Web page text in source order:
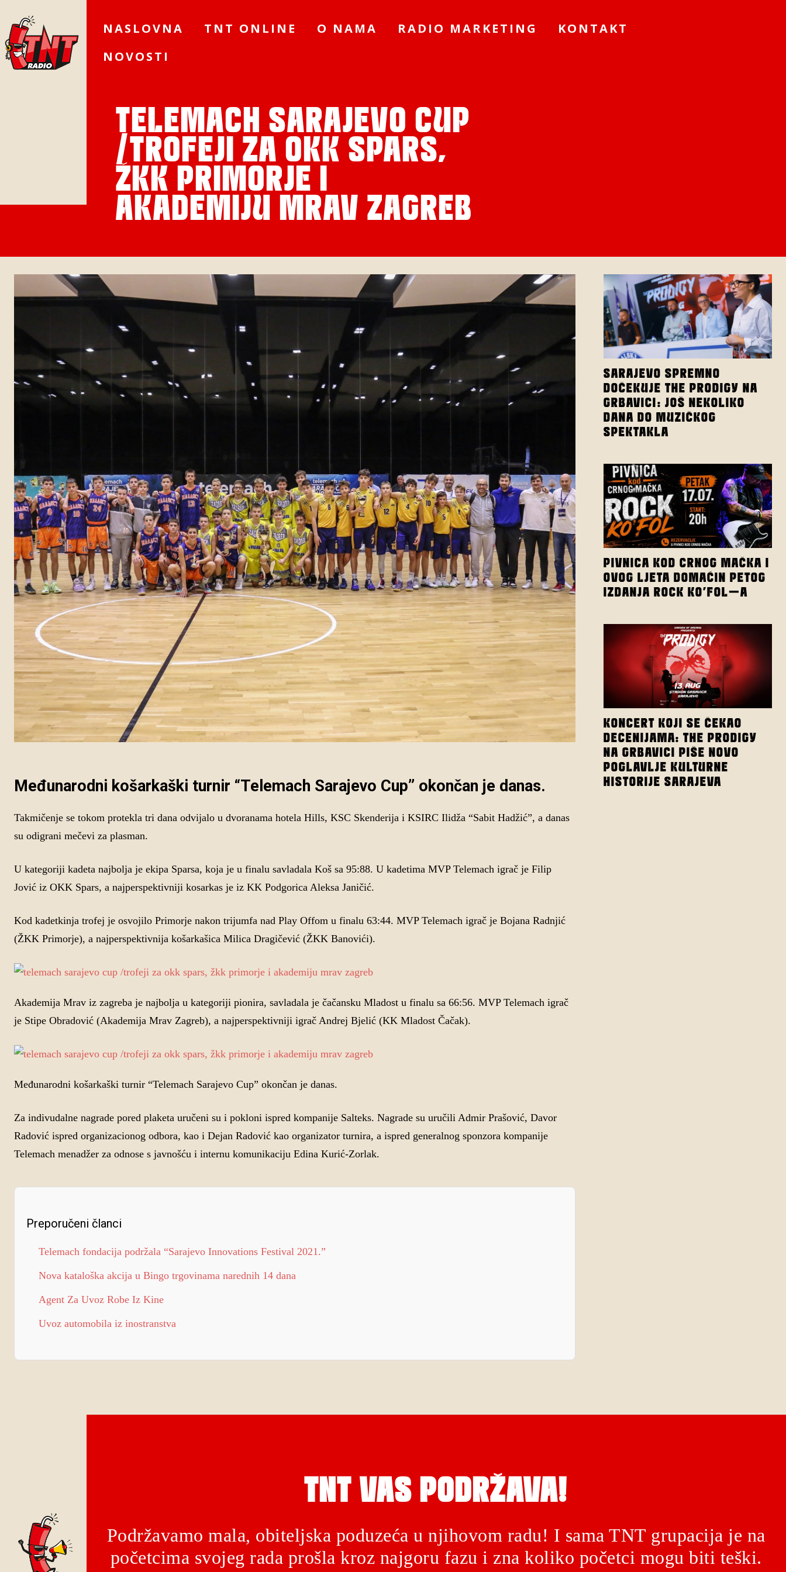
NASLOVNA TNT ONLINE O NAMA RADIO MARKETING
KONTAKT
NOVOSTI
TELEMACH SARAJEVO CUP
/TROFEJI ZA OKK SPARS,
ŽKK PRIMORJE I
AKADEMIJU MRAV ZAGREB
Međunarodni košarkaški turnir “Telemach Sarajevo Cup” okončan je danas.
Takmičenje se tokom protekla tri dana odvijalo u dvoranama hotela Hills, KSC Skenderija i KSIRC Ilidža “Sabit Hadžić”, a danas
su odigrani mečevi za plasman.
U kategoriji kadeta najbolja je ekipa Sparsa, koja je u finalu savladala Koš sa 95:88. U kadetima MVP Telemach igrač je Filip
Jović iz OKK Spars, a najperspektivniji kosarkas je iz KK Podgorica Aleksa Janičić.
Kod kadetkinja trofej je osvojilo Primorje nakon trijumfa nad Play Offom u finalu 63:44. MVP Telemach igrač je Bojana Radnjić
(ŽKK Primorje), a najperspektivnija košarkašica Milica Dragičević (ŽKK Banovići).
Akademija Mrav iz zagreba je najbolja u kategoriji pionira, savladala je čačansku Mladost u finalu sa 66:56. MVP Telemach igrač
je Stipe Obradović (Akademija Mrav Zagreb), a najperspektivniji igrač Andrej Bjelić (KK Mladost Čačak).
Međunarodni košarkaški turnir “Telemach Sarajevo Cup” okončan je danas.
Za indivudalne nagrade pored plaketa uručeni su i pokloni ispred kompanije Salteks. Nagrade su uručili Admir Prašović, Davor
Radović ispred organizacionog odbora, kao i Dejan Radović kao organizator turnira, a ispred generalnog sponzora kompanije
Telemach menadžer za odnose s javnošću i internu komunikaciju Edina Kurić-Zorlak.
Preporučeni članci
Telemach fondacija podržala “Sarajevo Innovations Festival 2021.”
Nova kataloška akcija u Bingo trgovinama narednih 14 dana
Agent Za Uvoz Robe Iz Kine
Uvoz automobila iz inostranstva
SARAJEVO SPREMNO
DOČEKUJE THE PRODIGY NA
GRBAVICI: JOŠ NEKOLIKO
DANA DO MUZIČKOG
SPEKTAKLA
PIVNICA KOD CRNOG MAČKA I
OVOG LJETA DOMAĆIN PETOG
IZDANJA ROCK KO’FOL-A
KONCERT KOJI SE ČEKAO
DECENIJAMA: THE PRODIGY
NA GRBAVICI PIŠE NOVO
POGLAVLJE KULTURNE
HISTORIJE SARAJEVA
TNT VAS PODRŽAVA!
Podržavamo mala, obiteljska poduzeća u njihovom radu! I sama TNT grupacija je na
početcima svojeg rada prošla kroz najgoru fazu i zna koliko početci mogu biti teški.